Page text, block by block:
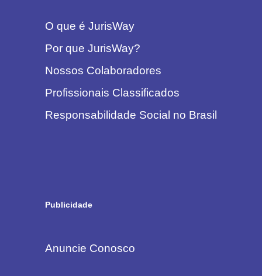
O que é JurisWay
Por que JurisWay?
Nossos Colaboradores
Profissionais Classificados
Responsabilidade Social no Brasil
Publicidade
Anuncie Conosco